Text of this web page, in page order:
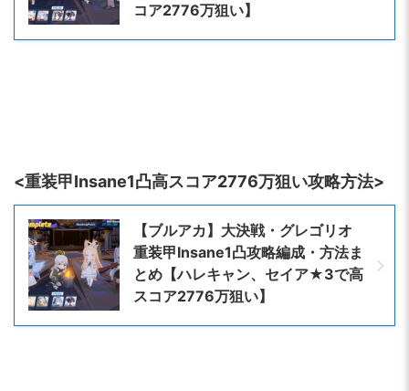
コア2776万狙い】
<重装甲Insane1凸高スコア2776万狙い攻略方法>
【ブルアカ】大決戦・グレゴリオ
重装甲Insane1凸攻略編成・方法ま
とめ【ハレキャン、セイア★3で高
スコア2776万狙い】